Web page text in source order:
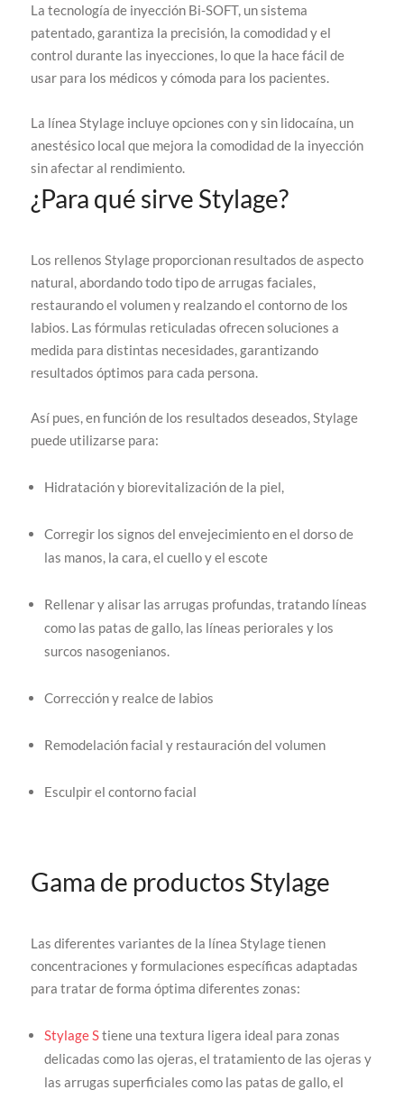
La tecnología de inyección Bi-SOFT, un sistema
patentado, garantiza la precisión, la comodidad y el
control durante las inyecciones, lo que la hace fácil de
usar para los médicos y cómoda para los pacientes.
La línea Stylage incluye opciones con y sin lidocaína, un
anestésico local que mejora la comodidad de la inyección
sin afectar al rendimiento.
¿Para qué sirve Stylage?
Los rellenos Stylage proporcionan resultados de aspecto
natural, abordando todo tipo de arrugas faciales,
restaurando el volumen y realzando el contorno de los
labios. Las fórmulas reticuladas ofrecen soluciones a
medida para distintas necesidades, garantizando
resultados óptimos para cada persona.
Así pues, en función de los resultados deseados, Stylage
puede utilizarse para:
Hidratación y biorevitalización de la piel,
Corregir los signos del envejecimiento en el dorso de
las manos, la cara, el cuello y el escote
Rellenar y alisar las arrugas profundas, tratando líneas
como las patas de gallo, las líneas periorales y los
surcos nasogenianos.
Corrección y realce de labios
Remodelación facial y restauración del volumen
Esculpir el contorno facial
Gama de productos Stylage
Las diferentes variantes de la línea Stylage tienen
concentraciones y formulaciones específicas adaptadas
para tratar de forma óptima diferentes zonas:
Stylage Stiene una textura ligera ideal para zonas
delicadas como las ojeras, el tratamiento de las ojeras y
las arrugas superficiales como las patas de gallo, el